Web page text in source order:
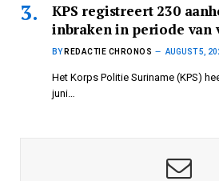
KPS registreert 230
inbraken in periode van
BY REDACTIE CHRONOS AUGUST 5,
Het Korps Politie Suriname (KPS)
juni…